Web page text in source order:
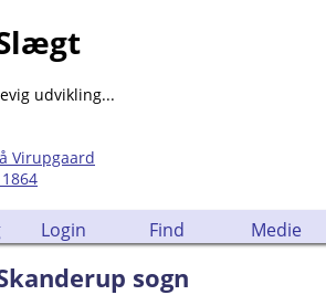
udvikling...
Virupgaard
Login Find Medie
sogn